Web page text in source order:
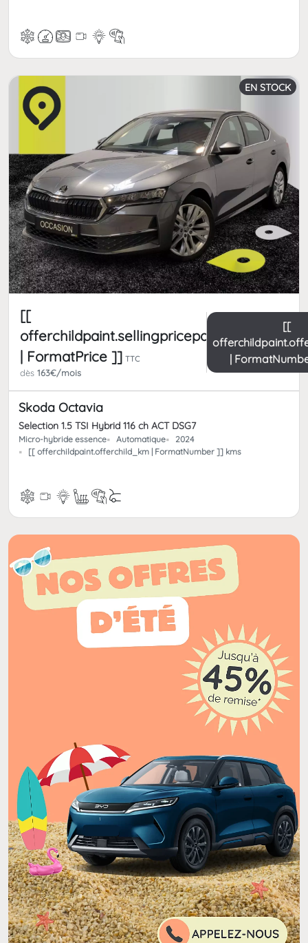
EN STOCK
[[
offerchildpaint.sellingpricepart_ttc
| FormatPrice ]] TTC
dès 163€/mois
[[
|
Skoda Octavia
Selection 1.5 TSI Hybrid 116 ch ACT DSG7
Micro-hybride essence Automatique
2024
[[ offerchildpaint.offerchild_km | FormatNumber ]] kms